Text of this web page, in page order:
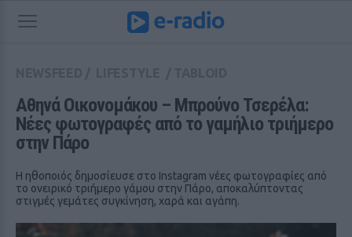
Αθηνά Οικονομάκου – Μπρούνο Τσερέλα:
Νέες φωτογραφές από το γαμήλιο τριήμερο
στην Πάρο
Η ηθοποιός δημοσίευσε στο Instagram νέες φωτογραφίες από
το ονειρικό τριήμερο γάμου στην Πάρο, αποκαλύπτοντας
στιγμές γεμάτες συγκίνηση, χαρά και αγάπη.